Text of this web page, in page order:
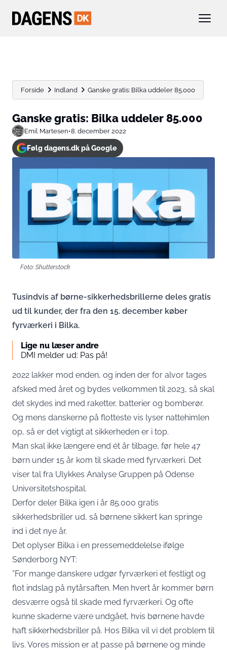
Forside Indland Ganske gratis: Bilka uddeler 85.000
Ganske gratis: Bilka uddeler 85.000
Emil Martesen•8. december 2022
Følg dagens.dk på Google
Foto: Shutterstock
Tusindvis af børne-sikkerhedsbrillerne deles gratis
ud til kunder, der fra den 15. december køber
fyrværkeri i Bilka.
Lige nu læser andre
DMI melder ud: Pas på!
2022 lakker mod enden, og inden der for alvor tages
afsked med året og bydes velkommen til 2023, så skal
det skydes ind med raketter, batterier og bomberør.
Og mens danskerne på flotteste vis lyser nattehimlen
op, så er det vigtigt at sikkerheden er i top.
Man skal ikke længere end ét år tilbage, før hele 47
børn under 15 år kom til skade med fyrværkeri. Det
viser tal fra Ulykkes Analyse Gruppen på Odense
Universitetshospital.
Derfor deler Bilka igen i år 85.000 gratis
sikkerhedsbriller ud, så børnene sikkert kan springe
ind i det nye år.
Det oplyser Bilka i en pressemeddelelse ifølge
Sønderborg NYT:
”For mange danskere udgør fyrværkeri et festligt og
flot indslag på nytårsaften. Men hvert år kommer børn
desværre også til skade med fyrværkeri. Og ofte
kunne skaderne være undgået, hvis børnene havde
haft sikkerhedsbriller på. Hos Bilka vil vi det problem til
livs. Vores mission er at passe på børnene og minde